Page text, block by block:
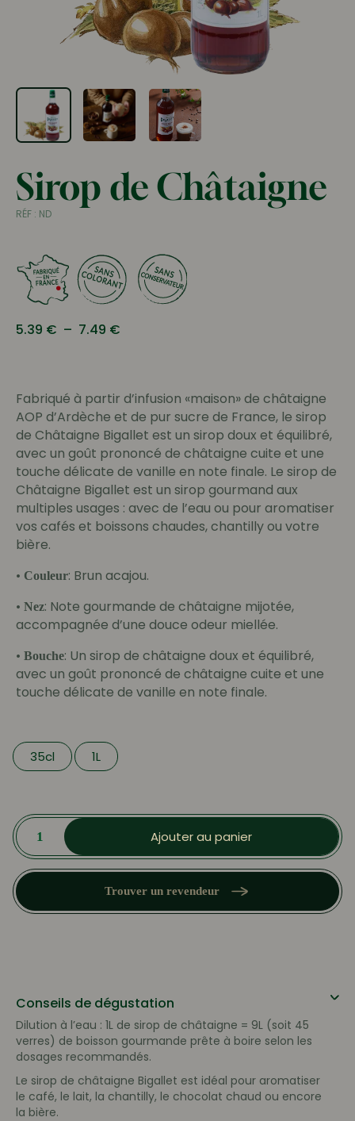
Sirop de Châtaigne
5.39 € – 7.49 €
5.39 €
à
7.49 €
Fabriqué à partir d’infusion «maison» de châtaigne
AOP d’Ardèche et de pur sucre de France, le sirop
de Châtaigne Bigallet est un sirop doux et équilibré,
avec un goût prononcé de châtaigne cuite et une
touche délicate de vanille en note finale. Le sirop de
Châtaigne Bigallet est un sirop gourmand aux
multiples usages : avec de l’eau ou pour aromatiser
vos cafés et boissons chaudes, chantilly ou votre
bière.
• Couleur: Brun acajou.
• Nez: Note gourmande de châtaigne mijotée,
accompagnée d’une douce odeur miellée.
• Bouche: Un sirop de châtaigne doux et équilibré,
avec un goût prononcé de châtaigne cuite et une
touche délicate de vanille en note finale.
35cl 1L
quantité
de
Sirop
de
Châtaigne
Ajouter au panier
RÉF : ND
Trouver un revendeur
Conseils de dégustation
Dilution à l’eau : 1L de sirop de châtaigne = 9L (soit 45
verres) de boisson gourmande prête à boire selon les
dosages recommandés.
Le sirop de châtaigne Bigallet est idéal pour aromatiser
le café, le lait, la chantilly, le chocolat chaud ou encore
la bière.